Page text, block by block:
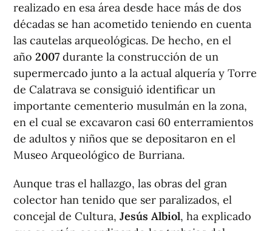
realizado en esa área desde hace más de dos
décadas se han acometido teniendo en cuenta
las cautelas arqueológicas. De hecho, en el
año 2007 durante la construcción de un
supermercado junto a la actual alquería y Torre
de Calatrava se consiguió identificar un
importante cementerio musulmán en la zona,
en el cual se excavaron casi 60 enterramientos
de adultos y niños que se depositaron en el
Museo Arqueológico de Burriana.
Aunque tras el hallazgo, las obras del gran
colector han tenido que ser paralizados, el
concejal de Cultura, Jesús Albiol, ha explicado